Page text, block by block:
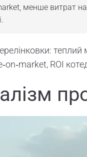
менше витрат
теплий
ROI